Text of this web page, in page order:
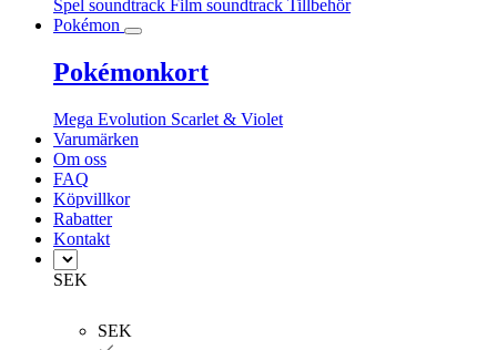
Spel soundtrack Film soundtrack Tillbehör
Pokémon
Pokémonkort
Mega Evolution Scarlet & Violet
Varumärken
Om oss
FAQ
Köpvillkor
Rabatter
Kontakt
SEK
SEK